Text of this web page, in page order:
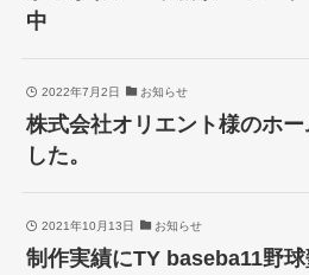
中
2022年7月2日 お知らせ
株式会社オリエント様のホ
した。
2021年10月13日 お知らせ
制作実績にTY baseba11野